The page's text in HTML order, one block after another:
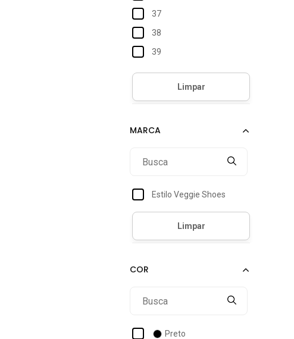
37
38
39
40
43
Estilo Veggie Shoes
Preto